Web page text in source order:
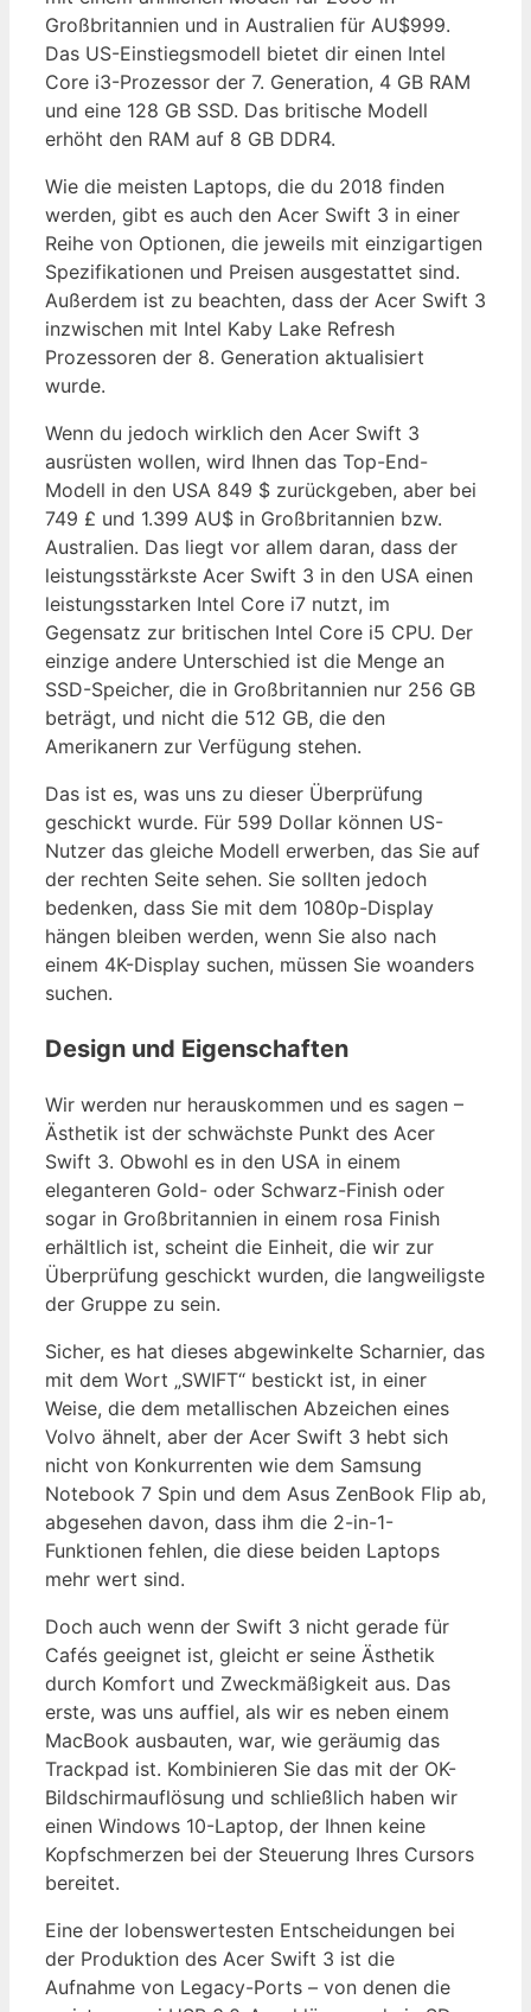
Großbritannien und in Australien für AU$999.
Das US-Einstiegsmodell bietet dir einen Intel
Core i3-Prozessor der 7. Generation, 4 GB RAM
und eine 128 GB SSD. Das britische Modell
erhöht den RAM auf 8 GB DDR4.
Wie die meisten Laptops, die du 2018 finden
werden, gibt es auch den Acer Swift 3 in einer
Reihe von Optionen, die jeweils mit einzigartigen
Spezifikationen und Preisen ausgestattet sind.
Außerdem ist zu beachten, dass der Acer Swift 3
inzwischen mit Intel Kaby Lake Refresh
Prozessoren der 8. Generation aktualisiert
wurde.
Wenn du jedoch wirklich den Acer Swift 3
ausrüsten wollen, wird Ihnen das Top-End-
Modell in den USA 849 $ zurückgeben, aber bei
749 £ und 1.399 AU$ in Großbritannien bzw.
Australien. Das liegt vor allem daran, dass der
leistungsstärkste Acer Swift 3 in den USA einen
leistungsstarken Intel Core i7 nutzt, im
Gegensatz zur britischen Intel Core i5 CPU. Der
einzige andere Unterschied ist die Menge an
SSD-Speicher, die in Großbritannien nur 256 GB
beträgt, und nicht die 512 GB, die den
Amerikanern zur Verfügung stehen.
Das ist es, was uns zu dieser Überprüfung
geschickt wurde. Für 599 Dollar können US-
Nutzer das gleiche Modell erwerben, das Sie auf
der rechten Seite sehen. Sie sollten jedoch
bedenken, dass Sie mit dem 1080p-Display
hängen bleiben werden, wenn Sie also nach
einem 4K-Display suchen, müssen Sie woanders
suchen.
Design und Eigenschaften
Wir werden nur herauskommen und es sagen –
Ästhetik ist der schwächste Punkt des Acer
Swift 3. Obwohl es in den USA in einem
eleganteren Gold- oder Schwarz-Finish oder
sogar in Großbritannien in einem rosa Finish
erhältlich ist, scheint die Einheit, die wir zur
Überprüfung geschickt wurden, die langweiligste
der Gruppe zu sein.
Sicher, es hat dieses abgewinkelte Scharnier, das
mit dem Wort „SWIFT“ bestickt ist, in einer
Weise, die dem metallischen Abzeichen eines
Volvo ähnelt, aber der Acer Swift 3 hebt sich
nicht von Konkurrenten wie dem Samsung
Notebook 7 Spin und dem Asus ZenBook Flip ab,
abgesehen davon, dass ihm die 2-in-1-
Funktionen fehlen, die diese beiden Laptops
mehr wert sind.
Doch auch wenn der Swift 3 nicht gerade für
Cafés geeignet ist, gleicht er seine Ästhetik
durch Komfort und Zweckmäßigkeit aus. Das
erste, was uns auffiel, als wir es neben einem
MacBook ausbauten, war, wie geräumig das
Trackpad ist. Kombinieren Sie das mit der OK-
Bildschirmauflösung und schließlich haben wir
einen Windows 10-Laptop, der Ihnen keine
Kopfschmerzen bei der Steuerung Ihres Cursors
bereitet.
Eine der lobenswertesten Entscheidungen bei
der Produktion des Acer Swift 3 ist die
Aufnahme von Legacy-Ports – von denen die